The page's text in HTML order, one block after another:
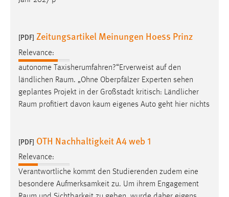
[PDF] Zeitungsartikel Meinungen Hoess Prinz
Relevance:
autonome Taxisherumfahren?“Erverweist auf den
ländlichen Raum. „Ohne Oberpfälzer Experten sehen
geplantes Projekt in der Großstadt kritisch: Ländlicher
Raum profitiert davon kaum eigenes Auto geht hier nichts
[PDF] OTH Nachhaltigkeit A4 web 1
Relevance:
Verantwortliche kommt den Studierenden zudem eine
besondere Aufmerksamkeit zu. Um ihrem Engagement